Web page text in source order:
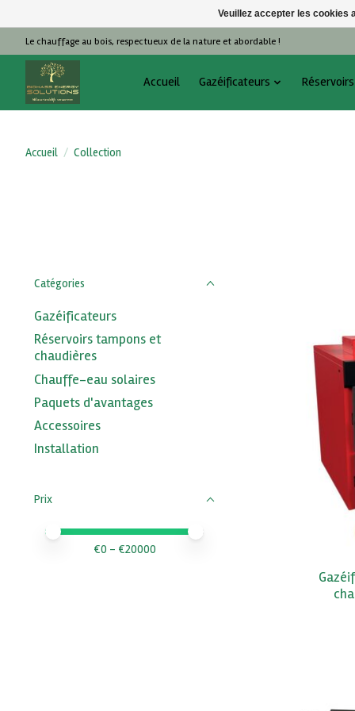
Le chauffage au bois, respectueux de la nature et abordable !
Accueil Gazéificateurs
Accueil / Collection
Catégories
Gazéificateurs
Réservoirs tampons et
chaudières
Chauffe-eau solaires
Paquets d'avantages
Accessoires
Installation
Prix
Prix minimum
Price maximum value
€0 - €20000
Veuillez accepter les cookies